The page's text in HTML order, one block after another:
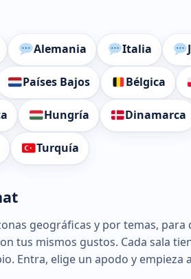
Alemania Italia
Países Bajos Bélgica
Hungría Dinamarca
Turquía
geográficas y por temas,
tus mismos gustos. Cada sala
Entra, elige un apodo y empieza